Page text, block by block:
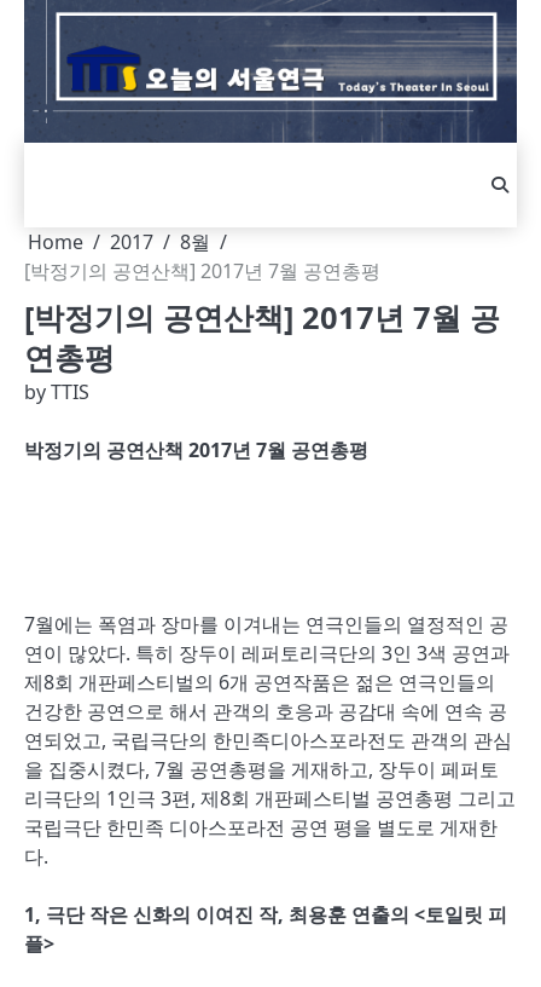
Skip
content
Home 2017
8월
[박정기의 공연산책] 2017년 7월 공연총평
[박정기의 공연산책] 2017년 7월 공
연총평
byTTIS
박정기의 공연산책 2017년 7월 공연총평
7월에는 폭염과 장마를 이겨내는 연극인들의 열정적인 공
연이 많았다. 특히 장두이 레퍼토리극단의 3인 3색 공연과
제8회 개판페스티벌의 6개 공연작품은 젊은 연극인들의
건강한 공연으로 해서 관객의 호응과 공감대 속에 연속 공
연되었고, 국립극단의 한민족디아스포라전도 관객의 관심
을 집중시켰다, 7월 공연총평을 게재하고, 장두이 페퍼토
리극단의 1인극 3편, 제8회 개판페스티벌 공연총평 그리고
국립극단 한민족 디아스포라전 공연 평을 별도로 게재한
다.
1, 극단 작은 신화의 이여진 작, 최용훈 연출의 <토일릿 피
플>